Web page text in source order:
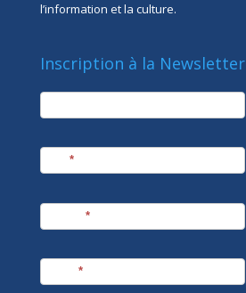
l’information et la culture.
Inscription à la Newsletter
newsletter
*
*
*